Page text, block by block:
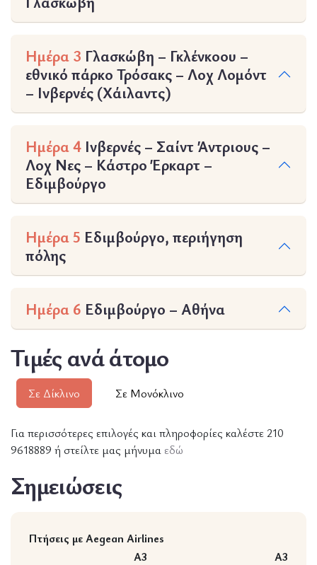
Ημέρα 3 Γλασκώβη – Γκλένκοου –
εθνικό πάρκο Τρόσακς – Λοχ Λομόντ
– Ινβερνές (Χάιλαντς)
Ημέρα 4 Ινβερνές – Σαίντ Άντριους –
Λοχ Νες – Κάστρο Έρκαρτ –
Εδιμβούργο
Ημέρα 5 Εδιμβούργο, περιήγηση
πόλης
Ημέρα 6 Εδιμβούργο – Αθήνα
Τιμές ανά άτομο
Σε Δίκλινο Σε Μονόκλινο
Για περισσότερες επιλογές και πληροφορίες καλέστε 210
9618889 ή στείλτε μας μήνυμα εδώ
Σημειώσεις
Πτήσεις με Aegean Airlines
A3
A3